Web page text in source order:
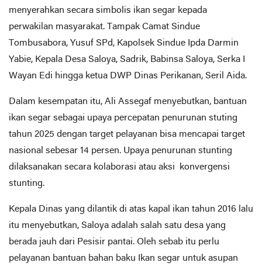
menyerahkan secara simbolis ikan segar kepada
perwakilan masyarakat. Tampak Camat Sindue
Tombusabora, Yusuf SPd, Kapolsek Sindue Ipda Darmin
Yabie, Kepala Desa Saloya, Sadrik, Babinsa Saloya, Serka I
Wayan Edi hingga ketua DWP Dinas Perikanan, Seril Aida.
Dalam kesempatan itu, Ali Assegaf menyebutkan, bantuan
ikan segar sebagai upaya percepatan penurunan stuting
tahun 2025 dengan target pelayanan bisa mencapai target
nasional sebesar 14 persen. Upaya penurunan stunting
dilaksanakan secara kolaborasi atau aksi konvergensi
stunting.
Kepala Dinas yang dilantik di atas kapal ikan tahun 2016 lalu
itu menyebutkan, Saloya adalah salah satu desa yang
berada jauh dari Pesisir pantai. Oleh sebab itu perlu
pelayanan bantuan bahan baku Ikan segar untuk asupan